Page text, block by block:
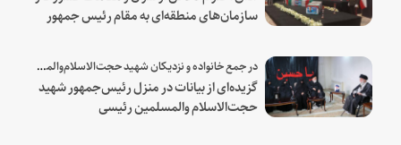
سازمان‌های منطقه‌ای به مقام رئیس جمهور
در جمع خانواده و نزدیکان شهید حجت‌الاسلام‌والمسلمین رئیسی:
گزیده‌ای از بیانات در منزل رئیس‌جمهور شهید
حجت‌الاسلام والمسلمین رئیسی